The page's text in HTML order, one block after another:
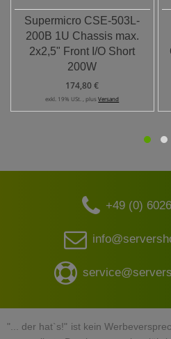
Supermicro CSE-503L-
200B 1U Chassis max.
2x2,5" Front I/O Short
200W
174,80 €
exkl. 19% USt. , plusVersand
+49 (0)
"... der hat`s!" ist kein